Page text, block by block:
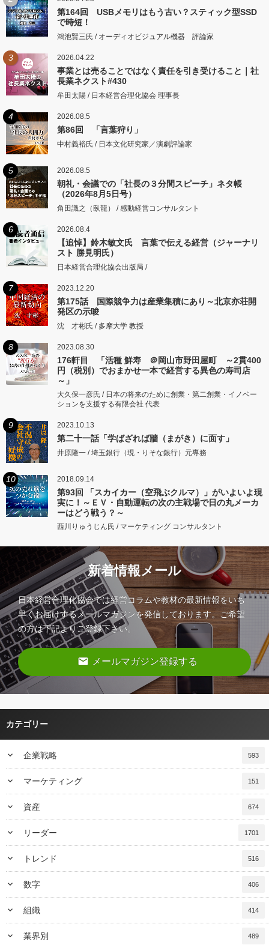
第164回 USBメモリはもう古い？スティック型SSD
で時短！
鴻池賢三氏 / オーディオビジュアル機器 評論家
3 2026.04.22
事業とは売ることではなく責任を引き受けること｜社
長業ネクスト#430
牟田太陽 / 日本経営合理化協会 理事長
4 2026.08.5
第86回 「言葉狩り」
中村義裕氏 / 日本文化研究家／演劇評論家
5 2026.08.5
朝礼・会議での「社長の３分間スピーチ」ネタ帳
（2026年8月5日号）
角田識之（臥龍） / 感動経営コンサルタント
6 2026.08.4
【追悼】鈴木敏文氏 言葉で伝える経営（ジャーナリ
スト 勝見明氏）
日本経営合理化協会出版局 /
7 2023.12.20
第175話 国際競争力は産業集積にあり～北京亦荘開
発区の示唆
沈 才彬氏 / 多摩大学 教授
8 2023.08.30
176軒目 「活種 鮮寿 ＠岡山市野田屋町 ～2貫400
円（税別）でおまかせ一本で経営する異色の寿司店
～」
大久保一彦氏 / 日本の将来のために創業・第二創業・イノベー
ションを支援する有限会社 代表
9 2023.10.13
第二十一話「学ばざれば牆（まがき）に面す」
井原隆一 / 埼玉銀行（現・りそな銀行）元専務
10 2018.09.14
第93回 「スカイカー（空飛ぶクルマ）」がいよいよ現
実に！～ＥＶ・自動運転の次の主戦場で日の丸メーカ
ーはどう戦う？～
西川りゅうじん氏 / マーケティング コンサルタント
新着情報メール
日本経営合理化協会では経営コラムや教材の最新情報をいち
早くお届けするメールマガジンを発信しております。ご希望
の方は下記よりご登録下さい。
email メールマガジン登録する
カテゴリー
keyboard_arrow_down 企業戦略 593
keyboard_arrow_down マーケティング 151
keyboard_arrow_down 資産 674
keyboard_arrow_down リーダー 1701
keyboard_arrow_down トレンド 516
keyboard_arrow_down 数字 406
keyboard_arrow_down 組織 414
keyboard_arrow_down 業界別 489